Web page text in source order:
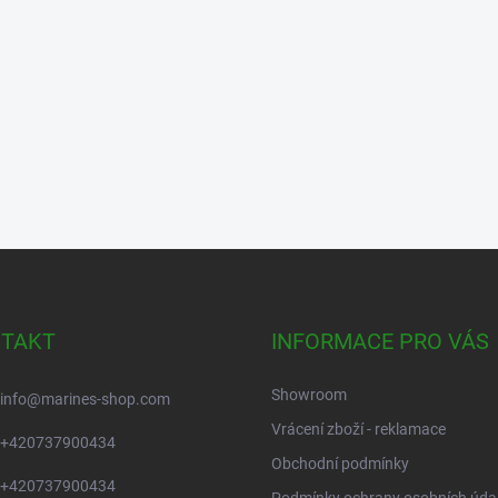
info@marines-shop.com
+420737900434
+420737900434
INFORMACE PRO VÁS
Showroom
Vrácení zboží - reklamace
Obchodní podmínky